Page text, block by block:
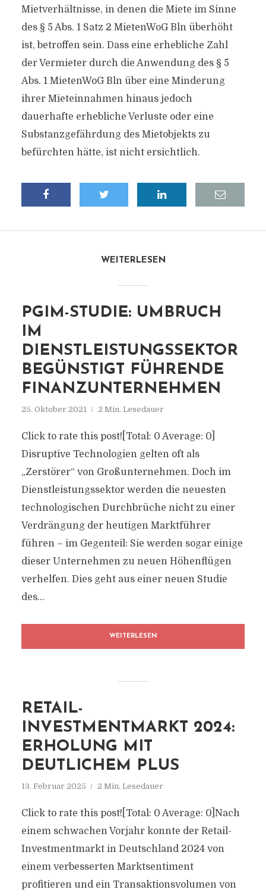
Mietverhältnisse, in denen die Miete im Sinne
des § 5 Abs. 1 Satz 2 MietenWoG Bln überhöht
ist, betroffen sein. Dass eine erhebliche Zahl
der Vermieter durch die Anwendung des § 5
Abs. 1 MietenWoG Bln über eine Minderung
ihrer Mieteinnahmen hinaus jedoch
dauerhafte erhebliche Verluste oder eine
Substanzgefährdung des Mietobjekts zu
befürchten hätte, ist nicht ersichtlich.
WEITERLESEN
PGIM-STUDIE: UMBRUCH
IM
DIENSTLEISTUNGSSEKTOR
BEGÜNSTIGT FÜHRENDE
FINANZUNTERNEHMEN
25. Oktober 2021 2 Min. Lesedauer
Click to rate this post![Total: 0 Average: 0]
Disruptive Technologien gelten oft als
„Zerstörer“ von Großunternehmen. Doch im
Dienstleistungssektor werden die neuesten
technologischen Durchbrüche nicht zu einer
Verdrängung der heutigen Marktführer
führen – im Gegenteil: Sie werden sogar einige
dieser Unternehmen zu neuen Höhenflügen
verhelfen. Dies geht aus einer neuen Studie
des...
WEITERLESEN
RETAIL-
INVESTMENTMARKT 2024:
ERHOLUNG MIT
DEUTLICHEM PLUS
13. Februar 2025 2 Min. Lesedauer
Click to rate this post![Total: 0 Average: 0]Nach
einem schwachen Vorjahr konnte der Retail-
Investmentmarkt in Deutschland 2024 von
einem verbesserten Marktsentiment
profitieren und ein Transaktionsvolumen von